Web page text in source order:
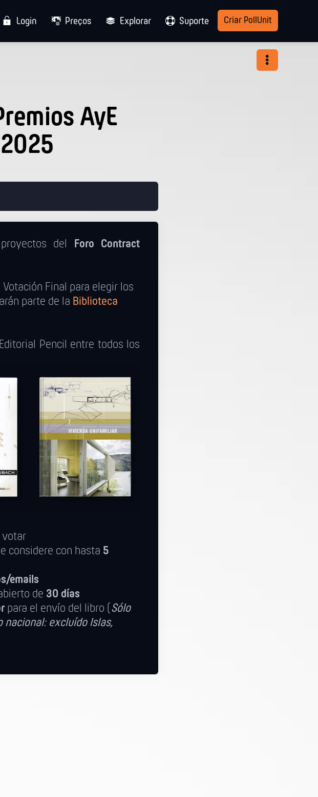
Login Preços Explorar Suporte Criar PollUnit
AyE
2025
del
Foro Contract
Final para elegir los
parte de la Biblioteca
Pencil entre todos los
votar
considere con hasta 5
emails
de 30 días
para el envío del libro ( Sólo
excluído Islas,